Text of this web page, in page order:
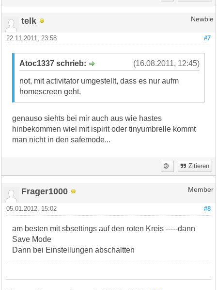
telk Newbie
#7
22.11.2011, 23:58
(16.08.2011, 12:45)
Atoc1337 schrieb:
not, mit activitator umgestellt, dass es nur aufm
homescreen geht.
genauso siehts bei mir auch aus wie hastes
hinbekommen wiel mit ispirit oder tinyumbrelle kommt
man nicht in den safemode...
Zitieren
Frager1000 Member
#8
05.01.2012, 15:02
am besten mit sbsettings auf den roten Kreis -----dann
Save Mode
Dann bei Einstellungen abschaltten